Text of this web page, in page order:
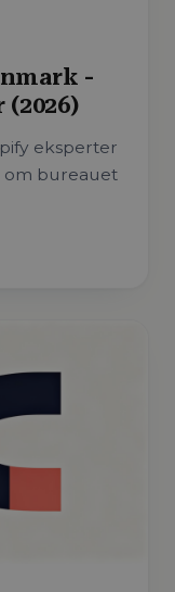
-
eksperter
om bureauet